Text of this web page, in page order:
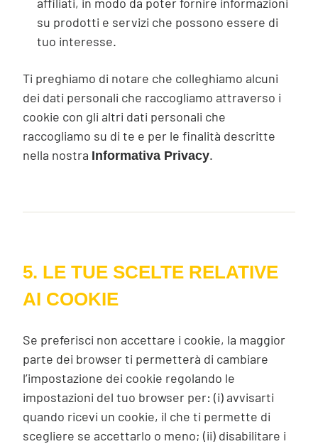
su prodotti e servizi che possono essere di
tuo interesse.
Ti preghiamo di notare che colleghiamo alcuni
dei dati personali che raccogliamo attraverso i
cookie con gli altri dati personali che
raccogliamo su di te e per le finalità descritte
nella nostra Informativa Privacy.
5. LE TUE SCELTE RELATIVE
AI COOKIE
Se preferisci non accettare i cookie, la maggior
parte dei browser ti permetterà di cambiare
l’impostazione dei cookie regolando le
impostazioni del tuo browser per: (i) avvisarti
quando ricevi un cookie, il che ti permette di
scegliere se accettarlo o meno; (ii) disabilitare i